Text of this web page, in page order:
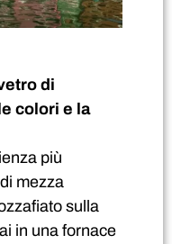
di
colori e la
più
mezza
sulla
in una fornace